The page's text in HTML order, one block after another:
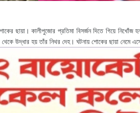
ছায়া। কালীপুজোর প্রতিমা বিসর্জন দিতে গিয়ে
উদ্ধার হয় তাঁর নিথর দেহ। ঘটনায় শোকের ছায়া নেমে